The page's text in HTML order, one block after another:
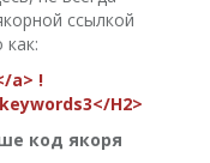
ссылкой
a> !
H2>
код якоря